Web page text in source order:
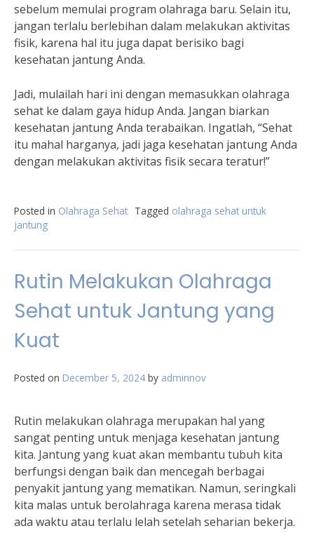
sebelum memulai program olahraga baru. Selain itu,
jangan terlalu berlebihan dalam melakukan aktivitas
fisik, karena hal itu juga dapat berisiko bagi
kesehatan jantung Anda.
Jadi, mulailah hari ini dengan memasukkan olahraga
sehat ke dalam gaya hidup Anda. Jangan biarkan
kesehatan jantung Anda terabaikan. Ingatlah, “Sehat
itu mahal harganya, jadi jaga kesehatan jantung Anda
dengan melakukan aktivitas fisik secara teratur!”
Posted in Olahraga Sehat Tagged olahraga sehat untuk
jantung
Rutin Melakukan Olahraga
Sehat untuk Jantung yang
Kuat
Posted on December 5, 2024 by adminnov
Rutin melakukan olahraga merupakan hal yang
sangat penting untuk menjaga kesehatan jantung
kita. Jantung yang kuat akan membantu tubuh kita
berfungsi dengan baik dan mencegah berbagai
penyakit jantung yang mematikan. Namun, seringkali
kita malas untuk berolahraga karena merasa tidak
ada waktu atau terlalu lelah setelah seharian bekerja.